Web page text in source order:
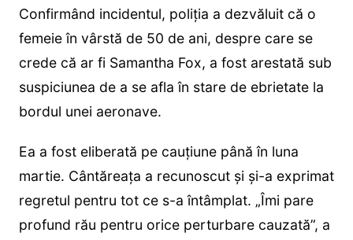
Confirmând incidentul, poliția a dezvăluit că o
femeie în vârstă de 50 de ani, despre care se
crede că ar fi Samantha Fox, a fost arestată sub
suspiciunea de a se afla în stare de ebrietate la
bordul unei aeronave.
Ea a fost eliberată pe cauțiune până în luna
martie. Cântăreața a recunoscut și și-a exprimat
regretul pentru tot ce s-a întâmplat. „Îmi pare
profund rău pentru orice perturbare cauzată”, a